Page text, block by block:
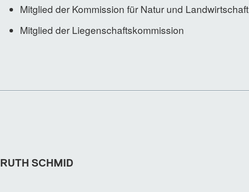
Mitglied der Kommission für Natur und Landwirtschaft
Mitglied der Liegenschaftskommission
RUTH SCHMID